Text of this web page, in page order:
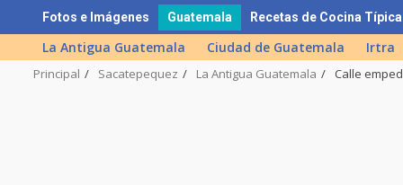
to
content
Fotos e Imágenes Guatemala Recetas de Cocina Típica
La Antigua Guatemala Ciudad de Guatemala Irtra
Principal Sacatepequez La Antigua Guatemala Calle